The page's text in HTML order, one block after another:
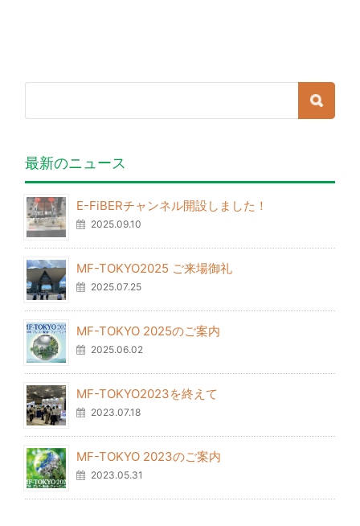
最新のニュース
E-FiBERチャンネル開設しました！
2025.09.10
MF-TOKYO2025 ご来場御礼
2025.07.25
MF-TOKYO 2025のご案内
2025.06.02
MF-TOKYO2023を終えて
2023.07.18
MF-TOKYO 2023のご案内
2023.05.31